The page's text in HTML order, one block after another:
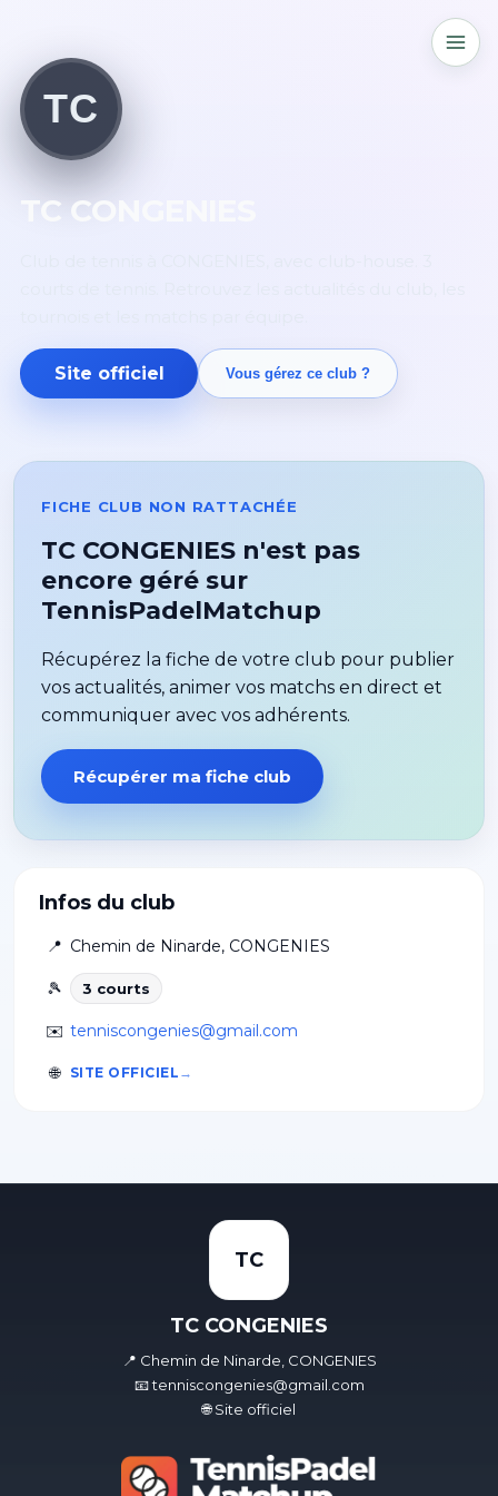
TC
TC CONGENIES
Site officiel Vous gérez ce club ?
Infos du club
📍 Chemin de Ninarde, CONGENIES
🎾 3 courts
✉️ tenniscongenies@gmail.com
🌐 SITE OFFICIEL
FICHE CLUB NON RATTACHÉE
TC CONGENIES n'est pas
encore géré sur
TennisPadelMatchup
Récupérez la fiche de votre club pour publier
vos actualités, animer vos matchs en direct et
communiquer avec vos adhérents.
Récupérer ma fiche club
TC
TC CONGENIES
📍 Chemin de Ninarde, CONGENIES
📧 tenniscongenies@gmail.com
🌐 Site officiel